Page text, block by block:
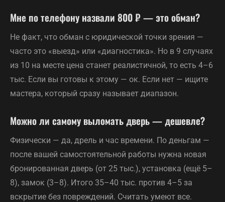
Мне по телефону назвали 800 ₽ — это обман?
Не факт, что обман с юридической точки зрения —
часто это «выезд» или «диагностика». Но в 9 случаях
из 10 на месте цена станет реалистичной, то есть 4–6
тыс. Если вы готовы к этому — ок. Если нет — ищите
мастера, который сразу называет диапазон.
Можно ли самому выломать дверь — дешевле?
Физически — да, дрель и час времени. По деньгам —
после вашей самостоятельной работы нужна новая
бронированная дверь (от 25 тыс.), установка (ещё 5–
8), замок (3–8). Итого 35–40 тыс. против 4–5 за
вскрытие без повреждений. Считать умеют все.